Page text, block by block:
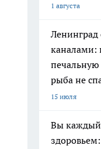
1 августа
каналами:
рыба не
15 июля
Вы каждый